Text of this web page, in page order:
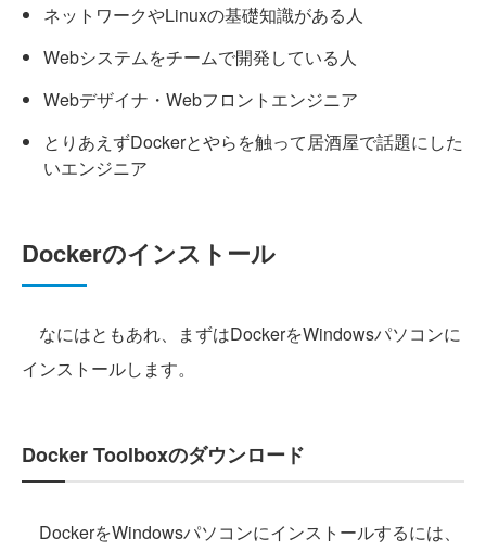
ネットワークやLinuxの基礎知識がある人
Webシステムをチームで開発している人
Webデザイナ・Webフロントエンジニア
とりあえずDockerとやらを触って居酒屋で話題にした
いエンジニア
Dockerのインストール
なにはともあれ、まずはDockerをWindowsパソコンに
インストールします。
Docker Toolboxのダウンロード
DockerをWindowsパソコンにインストールするには、